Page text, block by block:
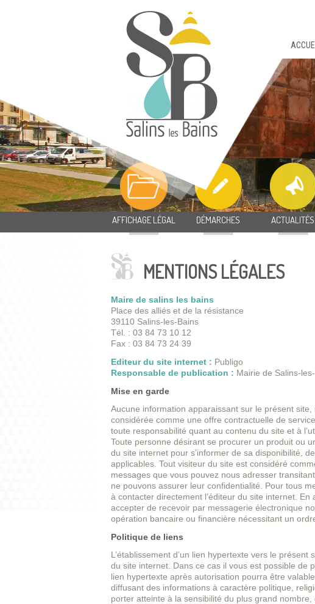
ACCUEIL
AFFICHAGE LÉGAL DÉMARCHES ACTUALITÉS
MENTIONS LÉGALES
Maire de salins les bains
Place des alliés et de la résistance
39110 Salins-les-Bains
Tél. : 03 84 73 10 12
Fax : 03 84 73 24 39
Editeur du site internet : Publigo
Responsable de publication : Mairie de Salins-
Mise en garde
Aucune information apparaissant sur le présent
considérée comme une offre contractuelle de
toute responsabilité quant au contenu du site et à
Toute personne désirant se procurer un produit ou
du site internet pour s’informer de sa disponibilité,
applicables. Tout visiteur du site est considéré
messages que vous pouvez nous adresser
ne pouvons assurer leur confidentialité. Pour tous
à contacter directement l’éditeur du site internet.
accepter de recevoir par messagerie électronique
opération bancaire ou financière nécessitant un
Politique de liens
L’établissement d’un lien hypertexte vers le
du site internet. Dans ce cas il vous est possible de
lien hypertexte après autorisation pourra être
diffusant des informations à caractère politique,
porter atteinte à la sensibilité du plus grand